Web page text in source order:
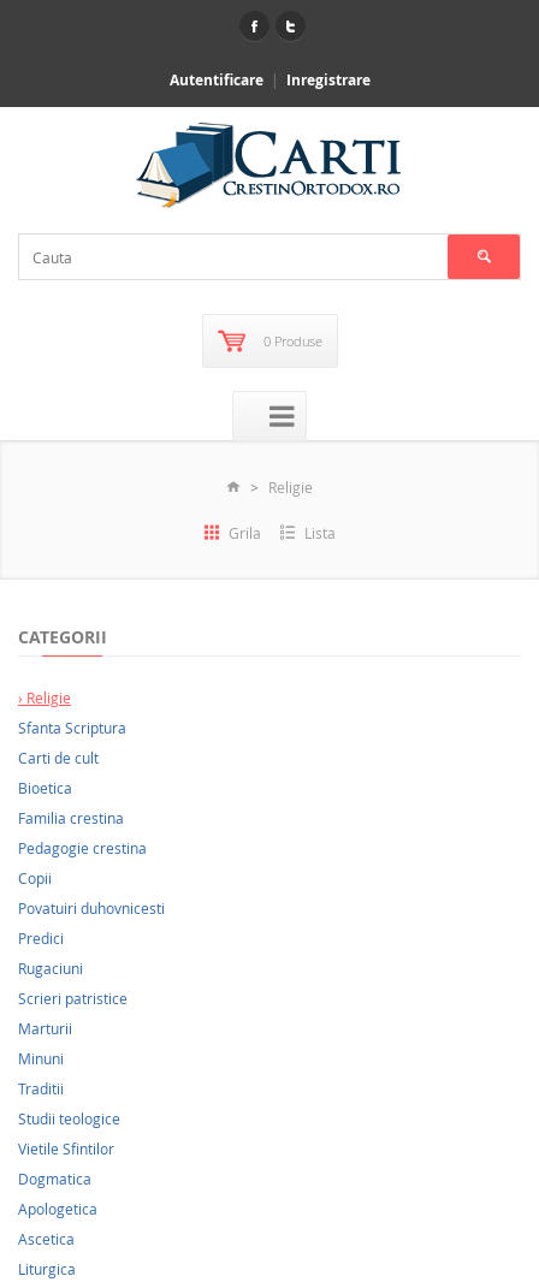
Autentificare Inregistrare
0 Produse
Religie
Grila Lista
CATEGORII
Religie
Sfanta Scriptura
Carti de cult
Bioetica
Familia crestina
Pedagogie crestina
Copii
Povatuiri duhovnicesti
Predici
Rugaciuni
Scrieri patristice
Marturii
Minuni
Traditii
Studii teologice
Vietile Sfintilor
Dogmatica
Apologetica
Ascetica
Liturgica